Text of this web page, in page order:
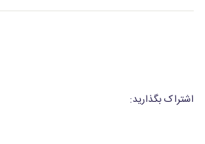
اشتراک بگذارید: